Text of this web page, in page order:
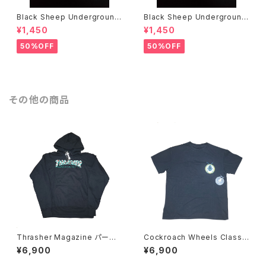
Black Sheep Underground
ニットキャップ
¥1,450
50%OFF
Black Sheep Underground
ニットキャップ
¥1,450
50%OFF
その他の商品
Thrasher Magazine パーカ
ー
¥6,900
Cockroach Wheels Classic
Logo Tシャツ
¥6,900